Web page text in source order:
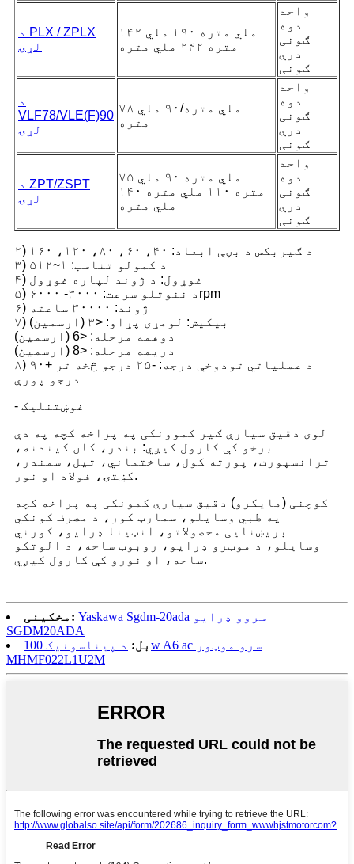
د PLX / ZPLX
لړۍ
۱۴۲ ملي متره ۱۹۰ ملي
متره ۲۴۲ ملي متره
واحد
دوه
ګونی
درې
ګونی
د
VLF78/VLE(F)90
لړۍ
۷۸ ملي متره/۹۰ ملي
متره
واحد
دوه
ګونی
درې
ګونی
د ZPT/ZSPT
لړۍ
۷۵ ملي متره ۹۰ ملي
متره ۱۱۰ ملي متره ۱۴۰
ملي متره
واحد
دوه
ګونی
درې
ګونی
۲) د ګیربکس د بڼې ابعاد: ۴۰، ۶۰، ۸۰، ۱۲۰، ۱۶۰
۳) د کمولو تناسب: ۱~۵۱۲
۴) غوړول: د ژوند لپاره غوړول
۵) د ننوتلو سرعت: ۳۰۰۰- ۶۰۰۰rpm
۶) ژوند: ۳۰۰۰۰ ساعته
۷) بیکیش: لومړی پړاو: <۳ (ارسمین)
دوهمه مرحله: <6 (ارسمین)
دریمه مرحله: <8 (ارسمین)
۸) د عملیاتي تودوخې درجه: -۲۵ درجو څخه تر +۹۰
درجو پورې
- غوښتنلیک
لوی دقیق سیارې ګیر کموونکی په پراخه کچه په دې
برخو کې کارول کیږي: بندر، کان کیندنه،
ترانسپورت، پورته کول، ساختماني، تیل، سمندر،
کښتۍ، فولاد او نور.
کوچنی (مایکرو) دقیق سیارې کمونکی په پراخه کچه
په طبي وسایلو، سمارټ کور، د مصرف کونکي
بریښنایی محصولاتو، انټینا ډرایو، کورني
وسایلو، د موټرو ډرایو، روبوټ ساحه، د الوتکو
ساحه، او نورو کې کارول کیږي.
مخکینی: Yaskawa Sgdm-20ada سروو ډرایو
SGDM20ADA
بل:
د پیناسونیک 100w A6 ac سرو موټور
MHMF022L1U2M